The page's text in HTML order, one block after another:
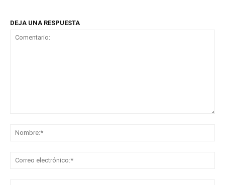
DEJA UNA RESPUESTA